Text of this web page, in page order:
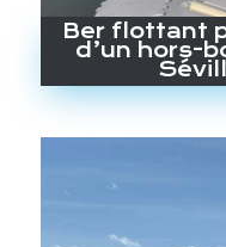
Ber flottant
d’un hors-